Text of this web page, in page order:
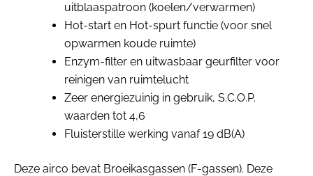
uitblaaspatroon (koelen/verwarmen)
Hot-start en Hot-spurt functie (voor snel
opwarmen koude ruimte)
Enzym-filter en uitwasbaar geurfilter voor
reinigen van ruimtelucht
Zeer energiezuinig in gebruik, S.C.O.P.
waarden tot 4,6
Fluisterstille werking vanaf 19 dB(A)
Deze airco bevat Broeikasgassen (F-gassen). Deze